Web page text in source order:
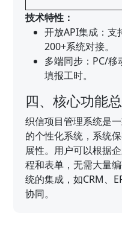
技术特性：
开放API集成：支
200+系统对接。
多端同步：PC/
填报工时。
四、核心功能总
织信项目管理系统是
的个性化系统，系统
展性。用户可以根据
程和表单，无需大量
统的集成，如CRM、
协同。